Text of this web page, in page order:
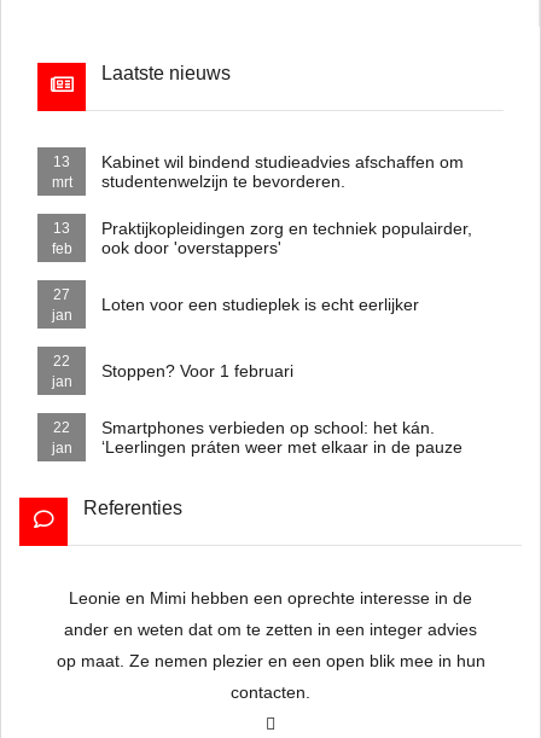
Laatste nieuws
Kabinet wil bindend studieadvies afschaffen om
studentenwelzijn te bevorderen.
13
mrt
Praktijkopleidingen zorg en techniek populairder,
ook door 'overstappers'
13
feb
Loten voor een studieplek is echt eerlijker
27
jan
Stoppen? Voor 1 februari
22
jan
Smartphones verbieden op school: het kán.
‘Leerlingen práten weer met elkaar in de pauze
22
jan
Referenties
Leonie en Mimi hebben een oprechte interesse in de
ander en weten dat om te zetten in een integer advies
op maat. Ze nemen plezier en een open blik mee in hun
contacten.